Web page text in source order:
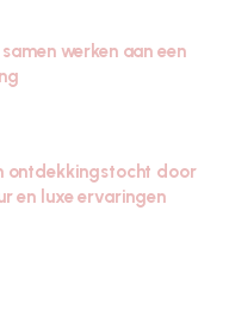
werken aan een
ontdekkingstocht door
en luxe ervaringen